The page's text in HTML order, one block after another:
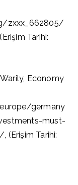
zxxx_662805/
Tarihi:
Economy
germany
must-
(Erişim Tarihi: